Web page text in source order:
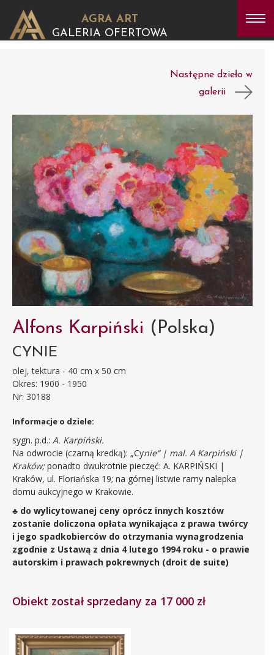
AGRA ART
GALERIA OFERTOWA
Następne dzieło w
galerii
Alfons Karpiński (Polska)
CYNIE
olej, tektura - 40 cm x 50 cm
Okres: 1900 - 1950
Nr: 30188
Informacje o dziele:
sygn. p.d.: A. Karpiński.
Na odwrocie (czarną kredką): „Cynie“ | mal. A Karpiński |
Kraków;ponadto dwukrotnie pieczęć: A. KARPIŃSKI |
Kraków, ul. Floriańska 19; na górnej listwie ramy nalepka
domu aukcyjnego w Krakowie.
♣ do wylicytowanej ceny oprócz innych kosztów
zostanie doliczona opłata wynikająca z prawa twórcy
i jego spadkobierców do otrzymania wynagrodzenia
zgodnie z Ustawą z dnia 4 lutego 1994 roku - o prawie
autorskim i prawach pokrewnych (droit de suite)
Obiekt został sprzedany za 17 000 zł